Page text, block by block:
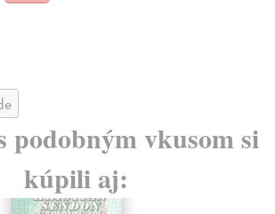
podobným vkusom si
kúpili aj: